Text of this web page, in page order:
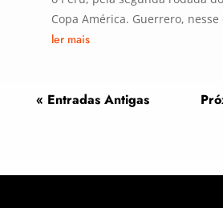
Copa América. Guerrero,
ler mais
« Entradas Antigas